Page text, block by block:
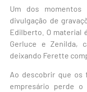
Um dos
divulgação de
Edilberto. O material
Gerluce e Zenilda,
deixando Ferette
Ao descobrir que os
empresário perde